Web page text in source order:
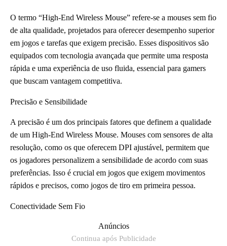
O termo “High-End Wireless Mouse” refere-se a mouses sem fio
de alta qualidade, projetados para oferecer desempenho superior
em jogos e tarefas que exigem precisão. Esses dispositivos são
equipados com tecnologia avançada que permite uma resposta
rápida e uma experiência de uso fluida, essencial para gamers
que buscam vantagem competitiva.
Precisão e Sensibilidade
A precisão é um dos principais fatores que definem a qualidade
de um High-End Wireless Mouse. Mouses com sensores de alta
resolução, como os que oferecem DPI ajustável, permitem que
os jogadores personalizem a sensibilidade de acordo com suas
preferências. Isso é crucial em jogos que exigem movimentos
rápidos e precisos, como jogos de tiro em primeira pessoa.
Conectividade Sem Fio
Anúncios
Continua após Publicidade